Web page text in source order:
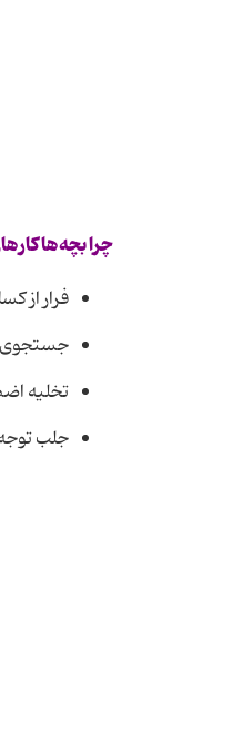
چرا بچه‌ها
فرار از
جستجوی
تخلیه
جلب